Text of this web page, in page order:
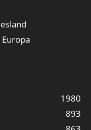
1980
893